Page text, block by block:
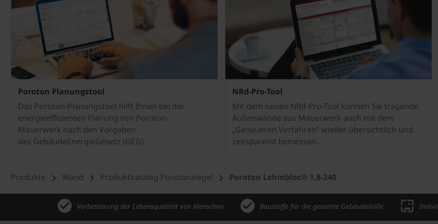
Poroton Planungstool
Das Poroton-Planungstool hilft Ihnen bei der
energieeffizienten Planung von Poroton-
Mauerwerk nach den Vorgaben
des GebäudeEnergieGesetz (GEG).
NRd-Pro-Tool
Mit dem neuen NRd-Pro-Tool können Sie tragende
Außenwände aus Mauerwerk auch mit dem
„Genaueren Verfahren“ wieder übersichtlich und
zeitsparend bemessen.
Produkte Wand Produktkatalog Porotonziegel Poroton Lehmbloc® 1,8-240
Verbesserung der Lebensqualität von Menschen Baustoffe für die gesamte Gebäudehülle